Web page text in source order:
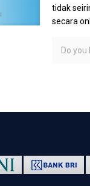
tidak
secara
Do you